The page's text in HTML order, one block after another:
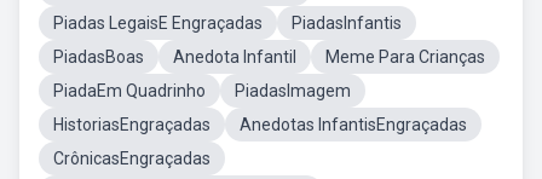
Piadas LegaisE Engraçadas
PiadasInfantis
PiadasBoas
Anedota Infantil
Meme Para Crianças
PiadaEm Quadrinho
PiadasImagem
HistoriasEngraçadas
Anedotas InfantisEngraçadas
CrônicasEngraçadas